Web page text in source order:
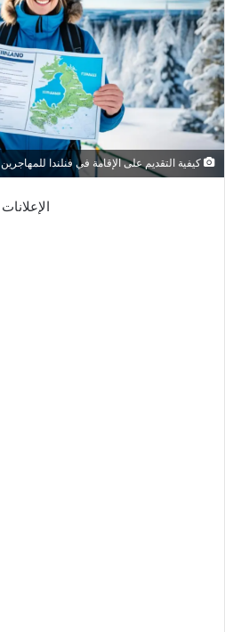
كيفية التقديم على الإقامة في فنلندا للمهاجرين
الإعلانات